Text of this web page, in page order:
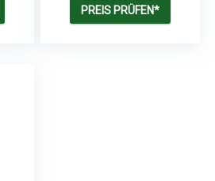
Vollholz und stabilem
Draht
PREIS PRÜFEN*